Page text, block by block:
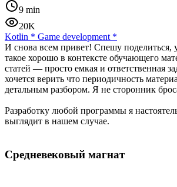
9 min
20K
Kotlin * Game development *
И снова всем привет! Спешу поделиться,
такое хорошо в контексте обучающего
статей — просто емкая и ответственная
хочется верить что периодичность
детальным разбором. Я не сторонник
Разработку любой программы я
выглядит в нашем случае.
Средневековый магнат